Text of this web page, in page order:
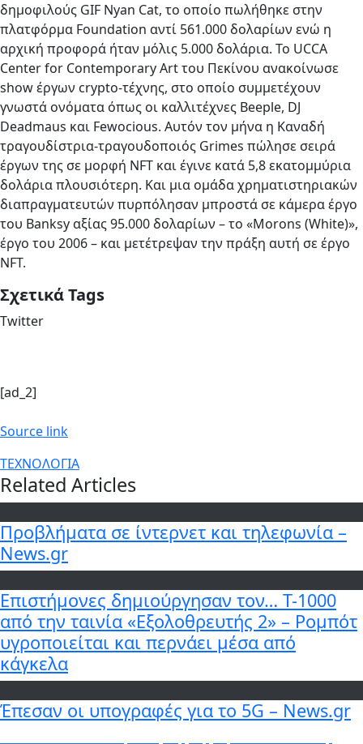
δημοφιλούς GIF Nyan Cat, το οποίο πωλήθηκε στην
πλατφόρμα Foundation αντί 561.000 δολαρίων ενώ η
αρχική προφορά ήταν μόλις 5.000 δολάρια. Το UCCA
Center for Contemporary Art του Πεκίνου ανακοίνωσε
show έργων crypto-τέχνης, στο οποίο συμμετέχουν
γνωστά ονόματα όπως οι καλλιτέχνες Beeple, DJ
Deadmaus και Fewocious. Αυτόν τον μήνα η Καναδή
τραγουδίστρια-τραγουδοποιός Grimes πώλησε σειρά
έργων της σε μορφή NFT και έγινε κατά 5,8 εκατομμύρια
δολάρια πλουσιότερη. Και μια ομάδα χρηματιστηριακών
διαπραγματευτών πυρπόλησαν μπροστά σε κάμερα έργο
του Banksy αξίας 95.000 δολαρίων – το «Morons (White)»,
έργο του 2006 – και μετέτρεψαν την πράξη αυτή σε έργο
NFT.
Σχετικά Tags
Twitter
[ad_2]
Source link
ΤΕΧΝΟΛΟΓΙΑ
Related Articles
Προβλήματα σε ίντερνετ και τηλεφωνία –
News.gr
Επιστήμονες δημιούργησαν τον… T-1000
από την ταινία «Εξολοθρευτής 2» – Ρομπότ
υγροποιείται και περνάει μέσα από
κάγκελα
Έπεσαν οι υπογραφές για το 5G – News.gr